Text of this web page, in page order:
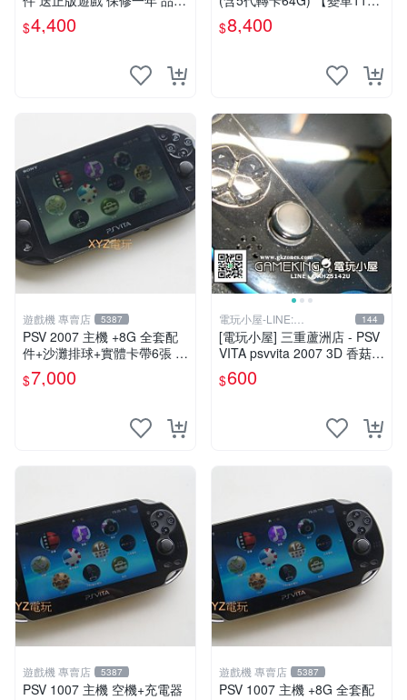
有保障
$4,400
破解改好 + 水晶殼 + 硬殼包
$8,400
遊戲機 專賣店 5387
PSV 2007 主機 +8G 全套配
件+沙灘排球+實體卡帶6張 保
修一年 品質有保障
$7,000
電玩小屋-LINE:
@AHZ5142U
144
[電玩小屋] 三重蘆洲店 - PSV
VITA psvvita 2007 3D 香菇
方向 類比 故障 [維修]
$600
遊戲機 專賣店 5387
PSV 1007 主機 空機+充電器
遊戲機 專賣店 5387
PSV 1007 主機 +8G 全套配